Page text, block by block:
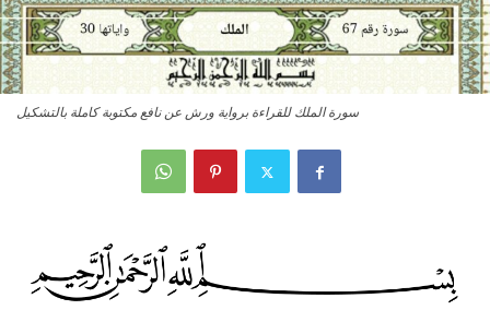
سورة الملك للقراءة برواية ورش عن نافع مكتوبة كاملة بالتشكيل